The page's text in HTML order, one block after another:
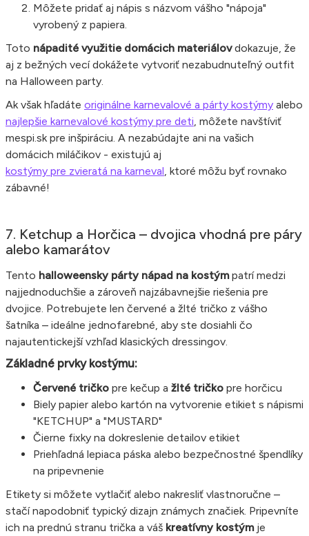
Môžete pridať aj nápis s názvom vášho "nápoja"
vyrobený z papiera.
Toto nápadité využitie domácich materiálovdokazuje, že
aj z bežných vecí dokážete vytvoriť nezabudnuteľný outfit
na Halloween party.
Ak však hľadáte originálne karnevalové a párty kostýmy alebo
najlepšie karnevalové kostýmy pre deti , môžete navštíviť
mespi.sk pre inšpiráciu. A nezabúdajte ani na vašich
domácich miláčikov - existujú aj
kostýmy pre zvieratá na karneval , ktoré môžu byť rovnako
zábavné!
7. Ketchup a Horčica – dvojica vhodná pre páry
alebo kamarátov
Tento halloweensky párty nápad na kostýmpatrí medzi
najjednoduchšie a zároveň najzábavnejšie riešenia pre
dvojice. Potrebujete len červené a žlté tričko z vášho
šatníka – ideálne jednofarebné, aby ste dosiahli čo
najautentickejší vzhľad klasických dressingov.
Základné prvky kostýmu:
Červené tričko pre kečup a žlté tričko pre horčicu
Biely papier alebo kartón na vytvorenie etikiet s nápismi
"KETCHUP" a "MUSTARD"
Čierne fixky na dokreslenie detailov etikiet
Priehľadná lepiaca páska alebo bezpečnostné špendlíky
na pripevnenie
Etikety si môžete vytlačiť alebo nakresliť vlastnoručne –
stačí napodobniť typický dizajn známych značiek. Pripevníte
ich na prednú stranu trička a váš kreatívny kostýmje